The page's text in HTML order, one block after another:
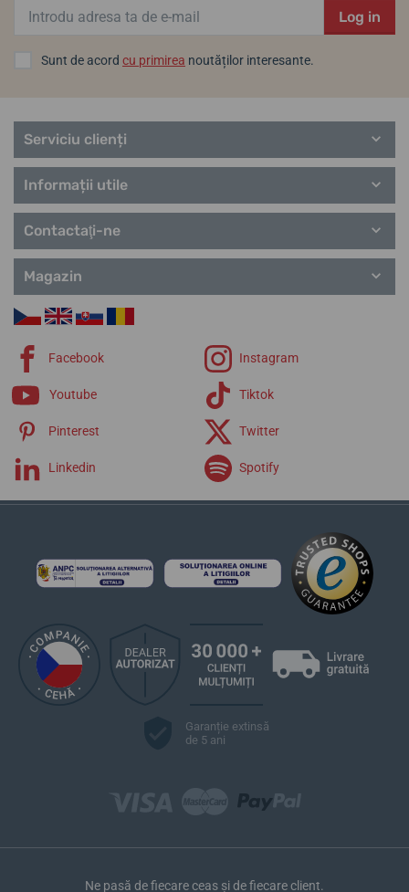
Log in
Sunt de acord cu primirea noutăților interesante.
Serviciu clienți
Informații utile
Contactaţi-ne
Magazin
Facebook Instagram
Youtube Tiktok
Pinterest Twitter
Linkedin Spotify
Garanție extinsă
de 5 ani
Ne pasă de fiecare ceas și de fiecare client.